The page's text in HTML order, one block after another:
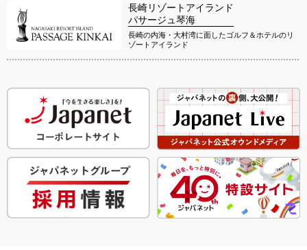
長崎リゾートアイランド
パサージュ琴海
長崎の内海・大村湾に面したゴルフ＆ホテルのリ
ゾートアイランド